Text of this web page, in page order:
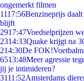
ongemerkt filmen
1117:56Benzineprijs
blijft
2917:47Voedselprijzen
2314:33Quake krijgt na
214:30De
6513:48Meer agressie
jij je intimideren?
3111:52Amsterdams